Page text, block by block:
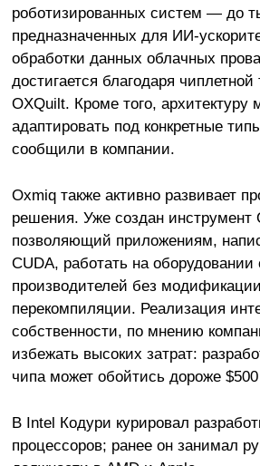
роботизированных систем — до
предназначенных для ИИ-
обработки данных облачных
достигается благодаря чиплетной
OXQuilt. Кроме того, архитектуру
адаптировать под конкретные
сообщили в компании.
Oxmiq также активно развивает
решения. Уже создан инструмент
позволяющий приложениям,
CUDA, работать на оборудовании
производителей без
перекомпиляции. Реализация
собственности, по мнению
избежать высоких затрат:
чипа может обойтись дороже
В Intel Кодури курировал
процессоров; ранее он занимал